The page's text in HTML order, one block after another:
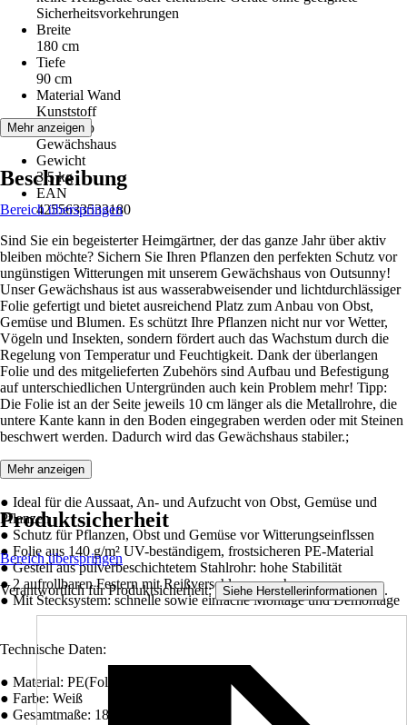
Sicherheitsvorkehrungen
Breite
180 cm
Tiefe
90 cm
Material Wand
Kunststoff
Artikeltyp
Gewächshaus
Gewicht
3,5 kg
EAN
4255633533180
Mehr anzeigen
Beschreibung
Bereich überspringen
Sind Sie ein begeisterter Heimgärtner, der das ganze Jahr über aktiv
bleiben möchte? Sichern Sie Ihren Pflanzen den perfekten Schutz vor
ungünstigen Witterungen mit unserem Gewächshaus von Outsunny!
Unser Gewächshaus ist aus wasserabweisender und lichtdurchlässiger
Folie gefertigt und bietet ausreichend Platz zum Anbau von Obst,
Gemüse und Blumen. Es schützt Ihre Pflanzen nicht nur vor Wetter,
Vögeln und Insekten, sondern fördert auch das Wachstum durch die
Regelung von Temperatur und Feuchtigkeit. Dank der überlangen
Folie und des mitgelieferten Zubehörs sind Aufbau und Befestigung
auf unterschiedlichen Untergründen auch kein Problem mehr! Tipp:
Die Folie ist an der Seite jeweils 10 cm länger als die Metallrohre, die
untere Kante kann in den Boden eingegraben werden oder mit Steinen
beschwert werden. Dadurch wird das Gewächshaus stabiler.;
Beschreibung:
● Ideal für die Aussaat, An- und Aufzucht von Obst, Gemüse und
Pflanzen
● Schutz für Pflanzen, Obst und Gemüse vor Witterungseinflssen
● Folie aus 140 g/m² UV-beständigem, frostsicheren PE-Material
● Gestell aus pulverbeschichtetem Stahlrohr: hohe Stabilität
● 2 aufrollbaren Festern mit Reißverschluss versehen
● Mit Stecksystem: schnelle sowie einfache Montage und Demontage
Technische Daten:
● Material: PE(Folie), Stahl(Gestell)
● Farbe: Weiß
● Gesamtmaße: 180L x 90B x 90H cm
Mehr anzeigen
Produktsicherheit
Bereich überspringen
Verantwortlich für Produktsicherheit: Siehe Herstellerinformationen .